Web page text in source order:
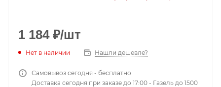
1 184₽/шт
Нет в наличии Нашли дешевле?
Самовывоз сегодня - бесплатно
Доставка сегодня при заказе до 17:00 - Газель до 1500